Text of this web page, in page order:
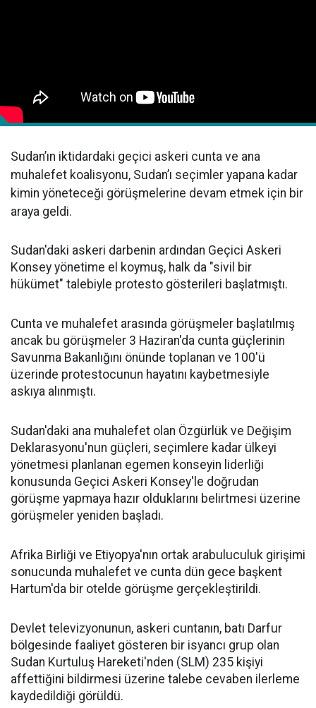
Sudan’ın iktidardaki geçici askeri cunta ve ana
muhalefet koalisyonu, Sudan’ı seçimler yapana kadar
kimin yöneteceği görüşmelerine devam etmek için bir
araya geldi.
Sudan'daki askeri darbenin ardından Geçici Askeri
Konsey yönetime el koymuş, halk da "sivil bir
hükümet" talebiyle protesto gösterileri başlatmıştı.
Cunta ve muhalefet arasında görüşmeler başlatılmış
ancak bu görüşmeler 3 Haziran'da cunta güçlerinin
Savunma Bakanlığını önünde toplanan ve 100'ü
üzerinde protestocunun hayatını kaybetmesiyle
askıya alınmıştı.
Sudan'daki ana muhalefet olan Özgürlük ve Değişim
Deklarasyonu'nun güçleri, seçimlere kadar ülkeyi
yönetmesi planlanan egemen konseyin liderliği
konusunda Geçici Askeri Konsey'le doğrudan
görüşme yapmaya hazır olduklarını belirtmesi üzerine
görüşmeler yeniden başladı.
Afrika Birliği ve Etiyopya'nın ortak arabuluculuk girişimi
sonucunda muhalefet ve cunta dün gece başkent
Hartum'da bir otelde görüşme gerçekleştirildi.
Devlet televizyonunun, askeri cuntanın, batı Darfur
bölgesinde faaliyet gösteren bir isyancı grup olan
Sudan Kurtuluş Hareketi'nden (SLM) 235 kişiyi
affettiğini bildirmesi üzerine talebe cevaben ilerleme
kaydedildiği görüldü.